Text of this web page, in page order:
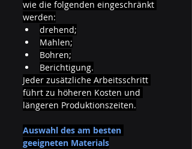
wie die folgenden eingeschränkt
werden:
drehend;
Mahlen;
Bohren;
Berichtigung.
Jeder zusätzliche Arbeitsschritt
führt zu höheren Kosten und
längeren Produktionszeiten.
Auswahl des am besten
geeigneten Materials